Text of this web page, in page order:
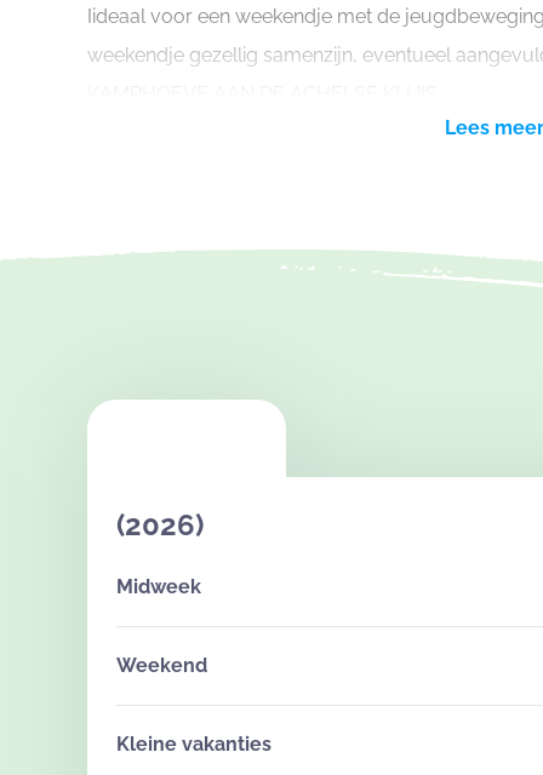
Iideaal voor een weekendje met de
weekendje gezellig samenzijn, eventueel
Het huis betreft een voormalige boerderij van
uiteraard binnen beschikbaar evenals een toilet,
Lees meer
(2026)
Midweek
Weekend
Kleine vakanties